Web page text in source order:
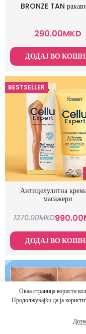
BRONZE TAN
290.00MKD
ДОДАЈ ВО
BESTSELLER
Антицелулитна
масажери
1270.00MKD990.00
ДОДАЈ ВО
Оваа страница користи
Продолжувајќи да ја